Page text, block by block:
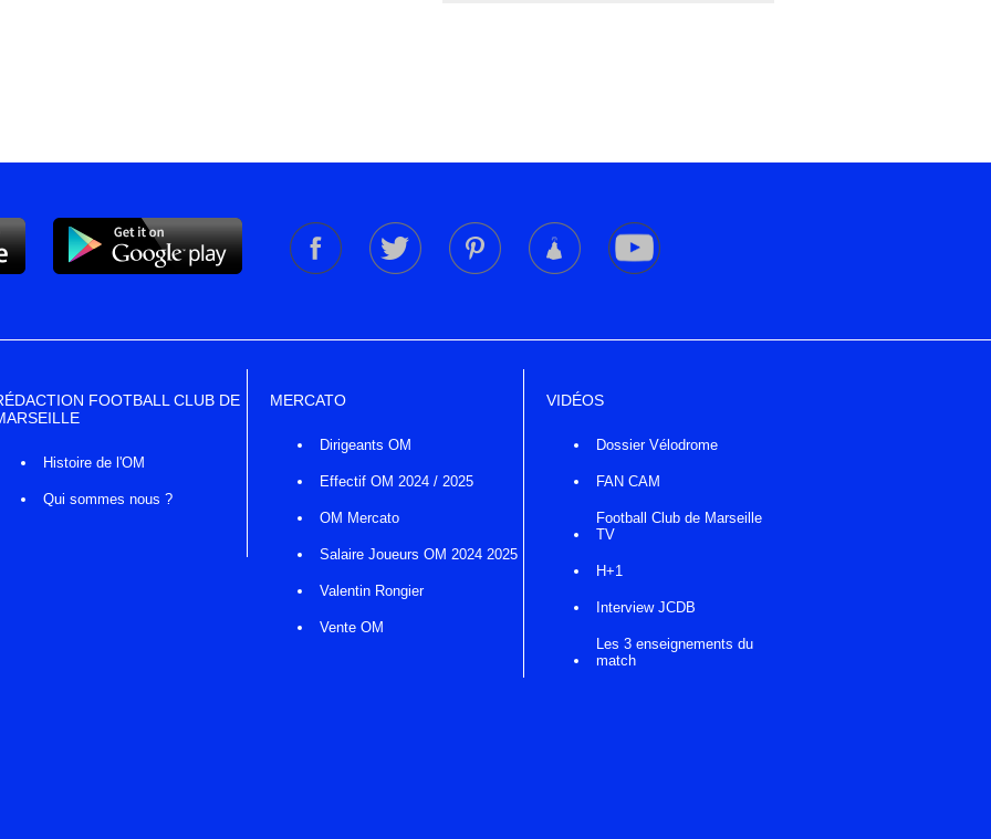
FOOTBALL CLUB DE
Histoire de l'OM
Qui sommes nous ?
MERCATO
Dirigeants OM
Effectif OM 2024 / 2025
OM Mercato
Salaire Joueurs OM 2024 2025
Valentin Rongier
Vente OM
VIDÉOS
Dossier Vélodrome
FAN CAM
Football Club de Marseille
TV
H+1
Interview JCDB
Les 3 enseignements du
match